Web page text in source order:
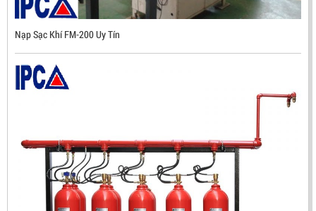
Nạp Sạc Khí FM-200 Uy Tín